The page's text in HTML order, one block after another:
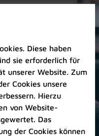
Diese haben
sie erforderlich für
unserer Website. Zum
Cookies unsere
Hierzu
von Website-
Das
der Cookies können